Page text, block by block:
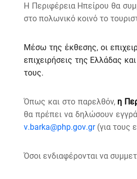
H Περιφέρεια Ηπείρου θα
στο πολωνικό κοινό το
Μέσω της έκθεσης, οι
επιχειρήσεις της Ελλάδας
τους.
Όπως και στο παρελθόν, η
θα πρέπει να δηλώσουν
v.barka@php.gov.gr(για τους
Όσοι ενδιαφέρονται να